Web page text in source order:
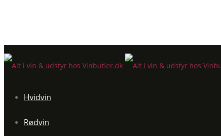
Hvidvin
Rødvin